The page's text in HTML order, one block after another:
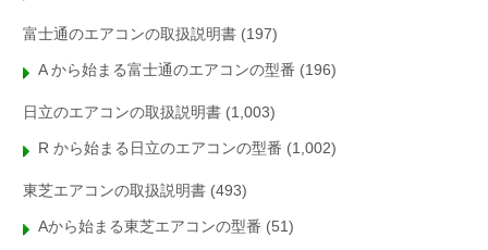
富士通のエアコンの取扱説明書 (197)
A から始まる富士通のエアコンの型番 (196)
日立のエアコンの取扱説明書 (1,003)
R から始まる日立のエアコンの型番 (1,002)
東芝エアコンの取扱説明書 (493)
Aから始まる東芝エアコンの型番 (51)